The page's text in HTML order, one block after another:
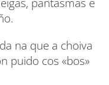
na que a choiva
puido cos «bos»